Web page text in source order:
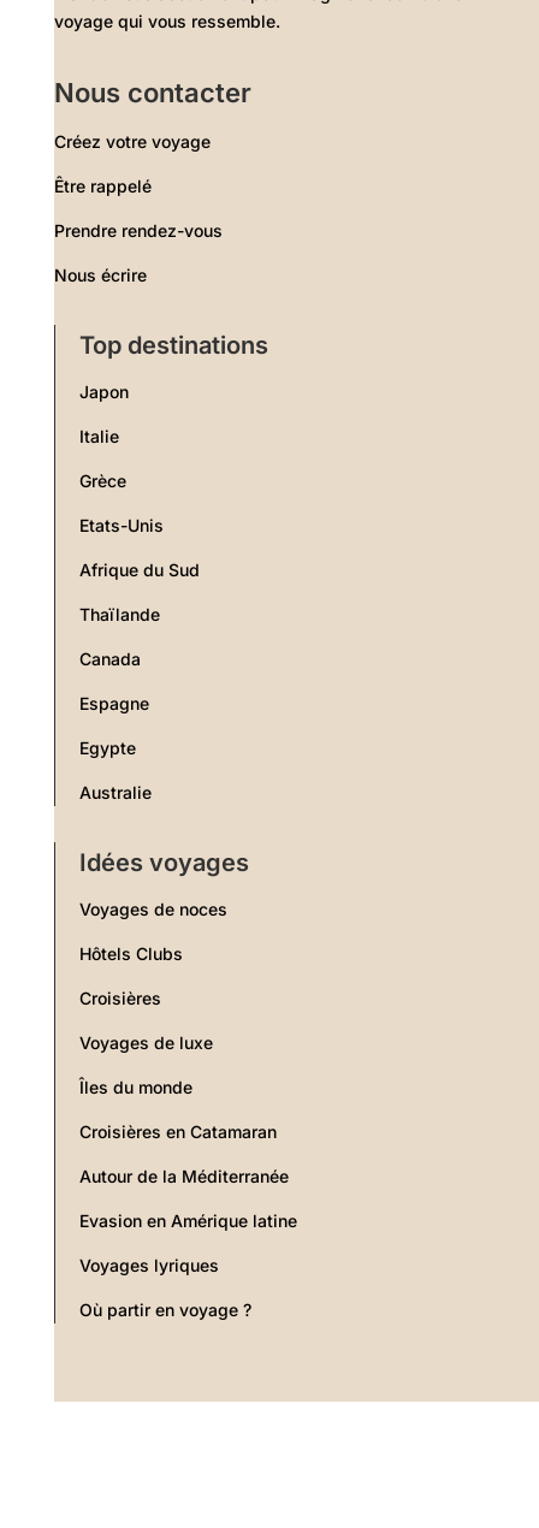
voyage qui vous ressemble.
Nous contacter
Créez votre voyage
Être rappelé
Prendre rendez-vous
Nous écrire
Top destinations
Japon
Italie
Grèce
Etats-Unis
Afrique du Sud
Thaïlande
Canada
Espagne
Egypte
Australie
Idées voyages
Voyages de noces
Hôtels Clubs
Croisières
Voyages de luxe
Îles du monde
Croisières en Catamaran
Autour de la Méditerranée
Evasion en Amérique latine
Voyages lyriques
Où partir en voyage ?